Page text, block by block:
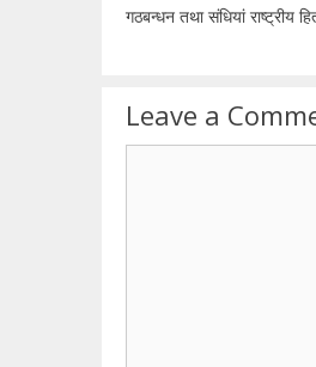
गठबन्धन तथा संधियां राष्ट्रीय
Leave a